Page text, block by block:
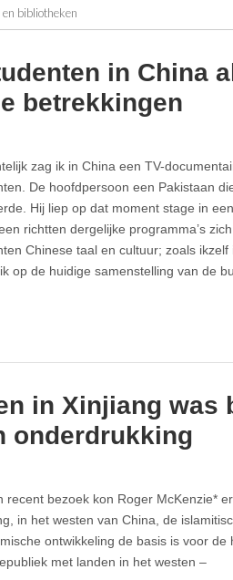
bibliotheken
in China
betrekkingen
zag ik in China een TV-
De hoofdpersoon een Pakistaan
Hij liep op dat moment stage in
richtten dergelijke programma’s
Chinese taal en cultuur; zoals
op de huidige samenstelling van de
in Xinjiang was
onderdrukking
recent bezoek kon Roger McKenzie*
in het westen van China, de
ontwikkeling de basis is voor de
met landen in het westen –